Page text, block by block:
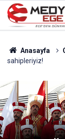
Anasayfa
sahipleriyiz!